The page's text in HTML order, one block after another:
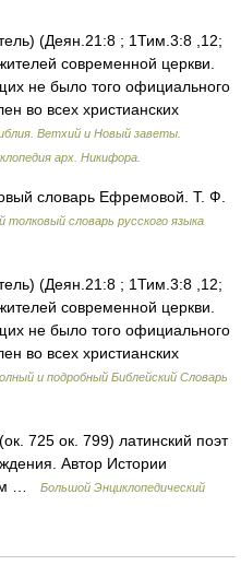
(Деян.21:8 ; 1Тим.3:8 ,12;
современной церкви.
не было того официального
во всех христианских
Ветхий и Новый заветы.
арх. Никифора.
словарь Ефремовой. Т. Ф.
толковый словарь русского языка
(Деян.21:8 ; 1Тим.3:8 ,12;
современной церкви.
не было того официального
во всех христианских
и подробный Библейский Словарь
725 ок. 799) латинский поэт
Автор Истории
…
Большой Энциклопедический